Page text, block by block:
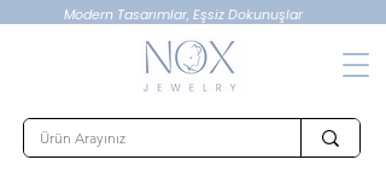
Modern Tasarımlar, Eşsiz Dokunuşlar